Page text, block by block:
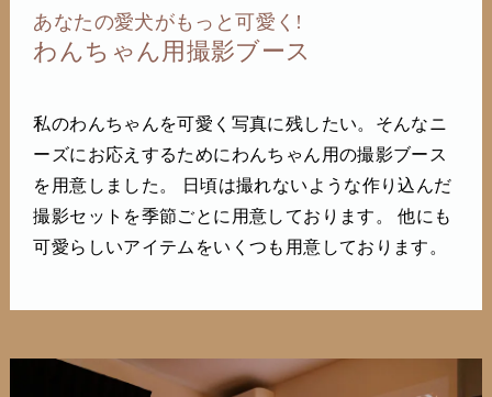
あなたの愛犬がもっと可愛く!
わんちゃん用撮影ブース
私のわんちゃんを可愛く写真に残したい。そんなニ
ーズにお応えするためにわんちゃん用の撮影ブース
を用意しました。 日頃は撮れないような作り込んだ
撮影セットを季節ごとに用意しております。 他にも
可愛らしいアイテムをいくつも用意しております。